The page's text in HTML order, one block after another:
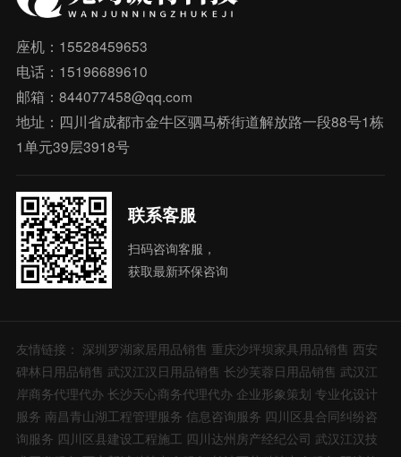
座机：15528459653
电话：15196689610
邮箱：844077458@qq.com
地址：四川省成都市金牛区驷马桥街道解放路一段88号1栋
1单元39层3918号
联系客服
扫码咨询客服，
获取最新环保咨询
友情链接： 深圳罗湖家居用品销售 重庆沙坪坝家具用品销售 西安
碑林日用品销售 武汉江汉日用品销售 长沙芙蓉日用品销售 武汉江
岸商务代理代办 长沙天心商务代理代办 企业形象策划 专业化设计
服务 南昌青山湖工程管理服务 信息咨询服务 四川区县合同纠纷咨
询服务 四川区县建设工程施工 四川达州房产经纪公司 武汉江汉技